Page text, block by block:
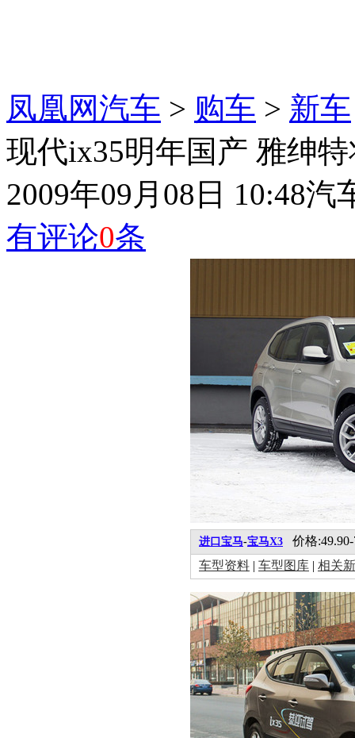
凤凰网汽车 > 购车 > 新车
现代ix35明年国产 雅绅
2009年09月08日 10:48汽
有评论0条
进口宝马-宝马X3 价格
车型资料 | 车型图库 | 相关